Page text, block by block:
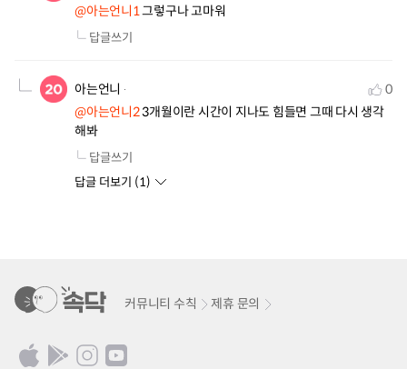
@아는언니1 그렇구나 고마워
답글쓰기
아는언니
0
@아는언니2 3개월이란 시간이 지나도 힘들면 그때 다시 생각
해봐
답글쓰기
답글 더보기 (1)
커뮤니티 수칙 제휴 문의